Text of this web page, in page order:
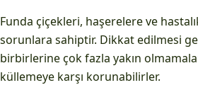
Funda çiçekleri, haşerelere ve
sorunlara sahiptir. Dikkat edilmesi
birbirlerine çok fazla yakın
küllemeye karşı korunabilirler.